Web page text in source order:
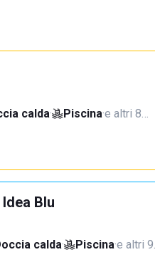
calda· Piscina·e altri 8…
Blu
calda· Piscina·e altri